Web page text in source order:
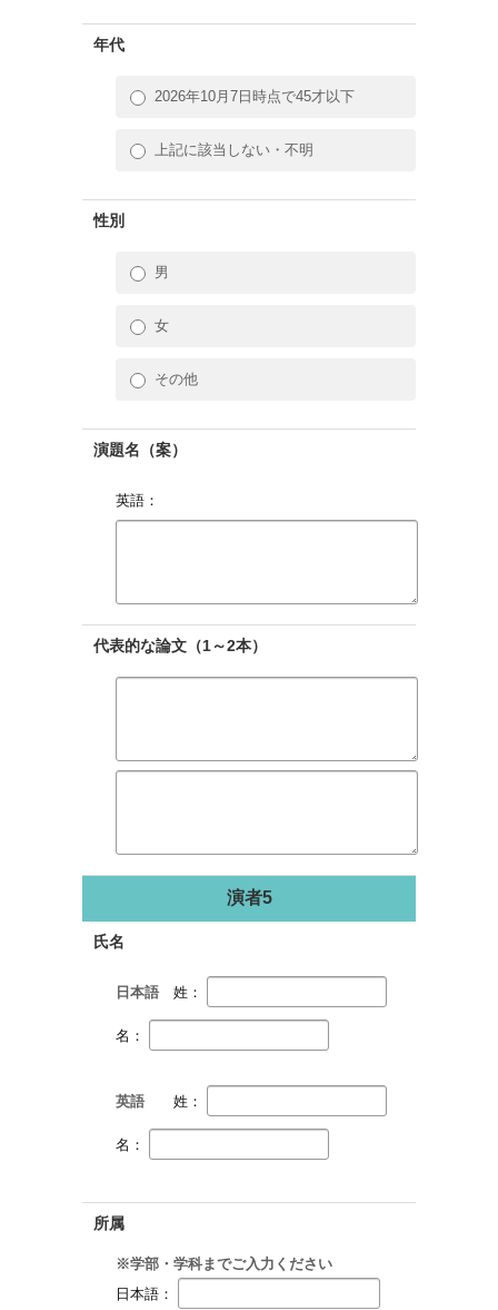
年代
2026年10月7日時点で45才以下
上記に該当しない・不明
性別
男
女
その他
演題名（案）
英語：
代表的な論文（1～2本）
演者5
氏名
日本語 姓：
名：
英語 姓：
名：
所属
※学部・学科までご入力ください
日本語：